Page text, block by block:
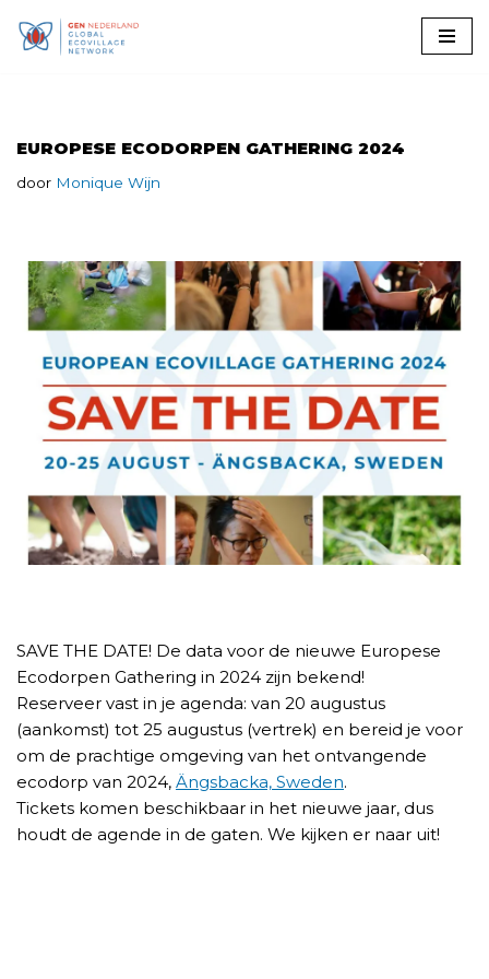
EUROPESE ECODORPEN GATHERING 2024
door Monique Wijn
SAVE THE DATE! De data voor de nieuwe Europese
Ecodorpen Gathering in 2024 zijn bekend!
Reserveer vast in je agenda: van 20 augustus
(aankomst) tot 25 augustus (vertrek) en bereid je voor
om de prachtige omgeving van het ontvangende
ecodorp van 2024, Ängsbacka, Sweden.
Tickets komen beschikbaar in het nieuwe jaar, dus
houdt de agende in de gaten. We kijken er naar uit!